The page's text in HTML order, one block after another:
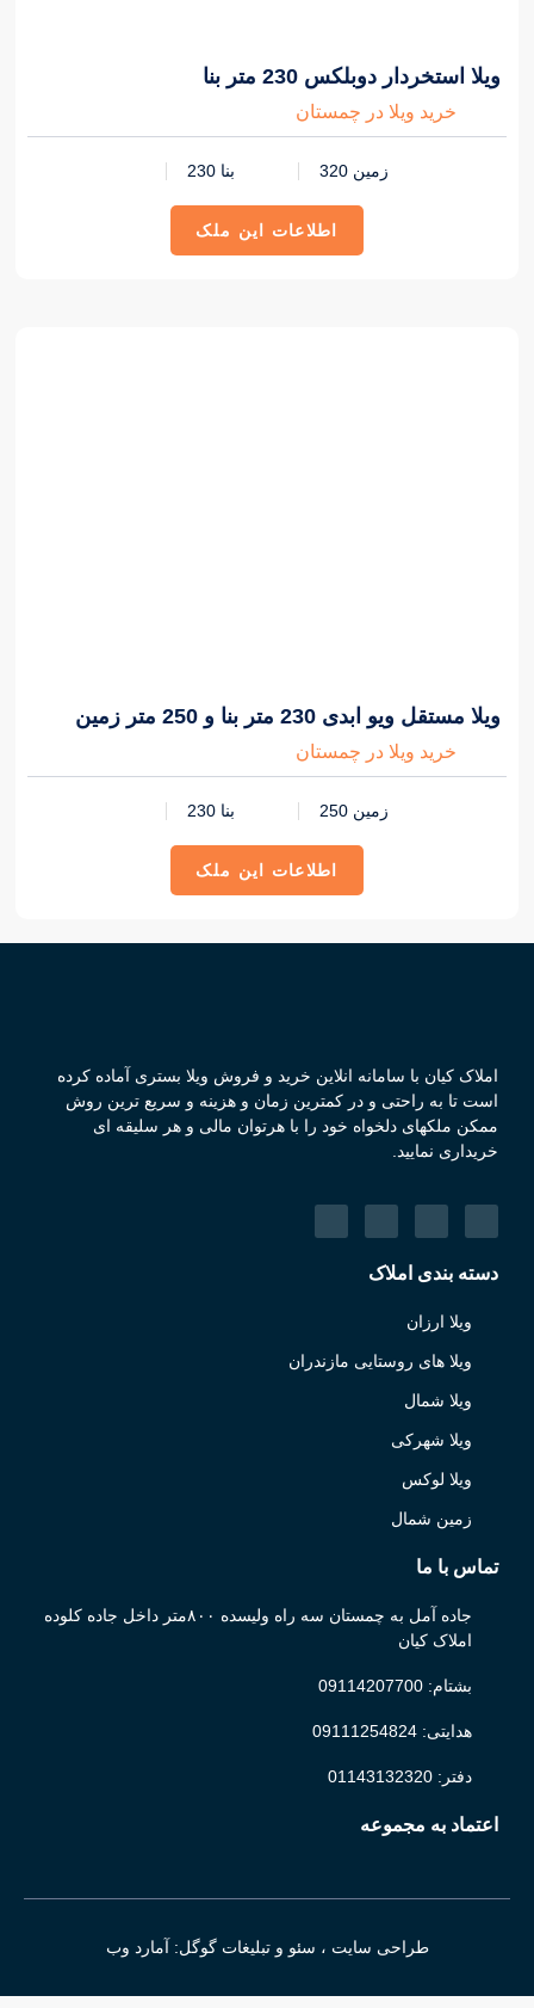
ویلا استخردار دوبلکس 230 متر بنا
خرید ویلا در چمستان
زمین 320 بنا 230
اطلاعات این ملک
ویلا مستقل ویو ابدی 230 متر بنا و 250 متر زمین
خرید ویلا در چمستان
زمین 250 بنا 230
اطلاعات این ملک
املاک کیان با سامانه انلاین خرید و فروش ویلا بستری آماده کرده
است تا به راحتی و در کمترین زمان و هزینه و سریع ترین روش
ممکن ملکهای دلخواه خود را با هرتوان مالی و هر سلیقه ای
خریداری نمایید.
دسته بندی املاک
ویلا ارزان
ویلا های روستایی مازندران
ویلا شمال
ویلا شهرکی
ویلا لوکس
زمین شمال
تماس با ما
جاده آمل به چمستان سه راه ولیسده ۸۰۰متر داخل جاده کلوده
املاک کیان
بشتام: 09114207700
هدایتی: 09111254824
دفتر: 01143132320
اعتماد به مجموعه
طراحی سایت ، سئو و تبلیغات گوگل: آمارد وب